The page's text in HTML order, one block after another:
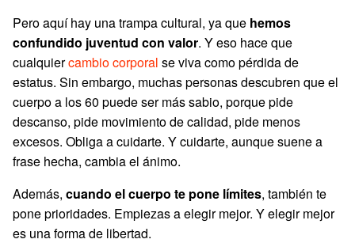
Pero aquí hay una trampa cultural, ya que hemos
confundido juventud con valor. Y eso hace que
cualquiercambio corporal se viva como pérdida de
estatus. Sin embargo, muchas personas descubren que el
cuerpo a los 60 puede ser más sabio, porque pide
descanso, pide movimiento de calidad, pide menos
excesos. Obliga a cuidarte. Y cuidarte, aunque suene a
frase hecha, cambia el ánimo.
Además, cuando el cuerpo te pone límites, también te
pone prioridades. Empiezas a elegir mejor. Y elegir mejor
es una forma de libertad.